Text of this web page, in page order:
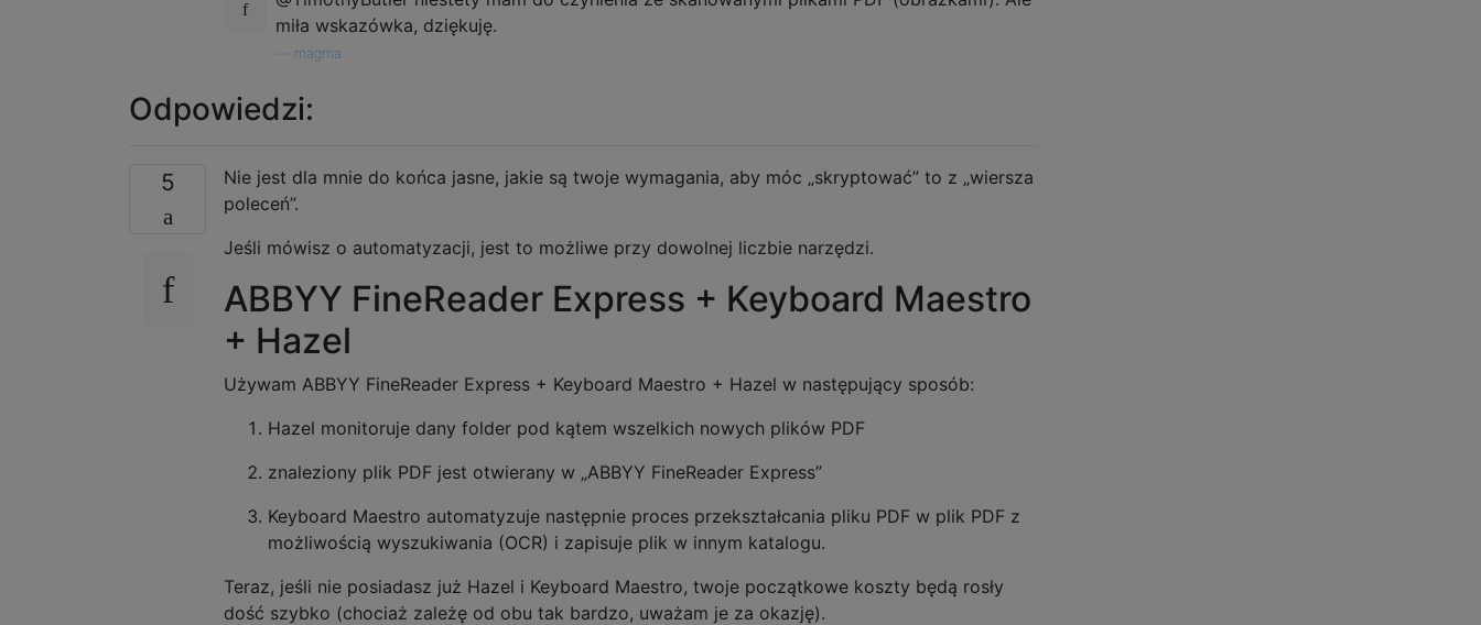
miła wskazówka, dziękuję.
magma
Odpowiedzi:
5
Nie jest dla mnie do końca jasne, jakie są twoje wymagania, aby móc „skryptować” to z „wiersza
poleceń”.
Jeśli mówisz o automatyzacji, jest to możliwe przy dowolnej liczbie narzędzi.
ABBYY FineReader Express + Keyboard Maestro
+ Hazel
Używam ABBYY FineReader Express + Keyboard Maestro + Hazel w następujący sposób:
Hazel monitoruje dany folder pod kątem wszelkich nowych plików PDF
znaleziony plik PDF jest otwierany w „ABBYY FineReader Express”
Keyboard Maestro automatyzuje następnie proces przekształcania pliku PDF w plik PDF z
możliwością wyszukiwania (OCR) i zapisuje plik w innym katalogu.
Teraz, jeśli nie posiadasz już Hazel i Keyboard Maestro, twoje początkowe koszty będą rosły
dość szybko (chociaż zależę od obu tak bardzo, uważam je za okazję).